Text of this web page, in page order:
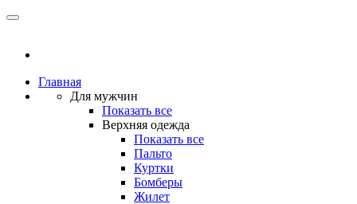
Главная
Для мужчин
Показать все
Верхняя одежда
Показать все
Пальто
Куртки
Бомберы
Жилет